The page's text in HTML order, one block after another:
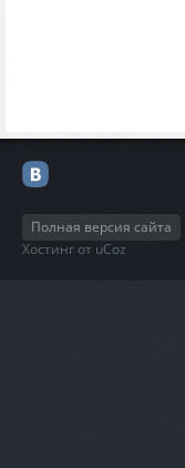
Полная версия сайта
Хостинг от uCoz